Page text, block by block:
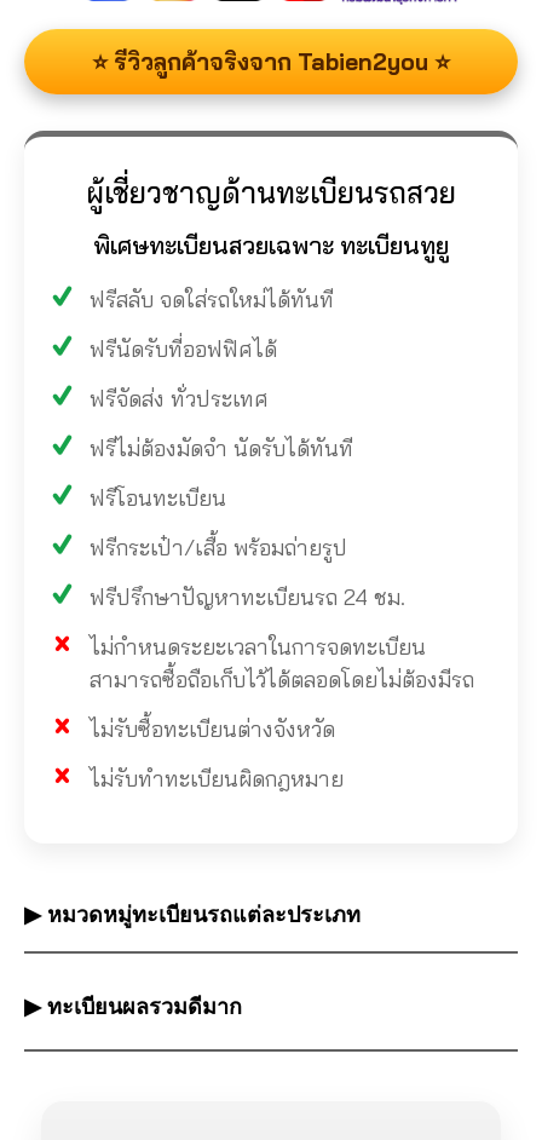
⭐ รีวิวลูกค้าจริงจาก Tabien2you ⭐
ผู้เชี่ยวชาญด้านทะเบียนรถสวย
พิเศษทะเบียนสวยเฉพาะ ทะเบียนทูยู
ฟรีสลับ จดใส่รถใหม่ได้ทันที
ฟรีนัดรับที่ออฟฟิศได้
ฟรีจัดส่ง ทั่วประเทศ
ฟรีไม่ต้องมัดจำ นัดรับได้ทันที
ฟรีโอนทะเบียน
ฟรีกระเป๋า/เสื้อ พร้อมถ่ายรูป
ฟรีปรึกษาปัญหาทะเบียนรถ 24 ชม.
ไม่กำหนดระยะเวลาในการจดทะเบียน
สามารถซื้อถือเก็บไว้ได้ตลอดโดยไม่ต้องมีรถ
ไม่รับซื้อทะเบียนต่างจังหวัด
ไม่รับทำทะเบียนผิดกฎหมาย
▶ หมวดหมู่ทะเบียนรถแต่ละประเภท
▶ ทะเบียนผลรวมดีมาก